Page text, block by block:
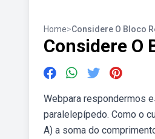
Home>Considere O Bloco
Considere O
Webpara respondermos
paralelepípedo. Como o
A) a soma do